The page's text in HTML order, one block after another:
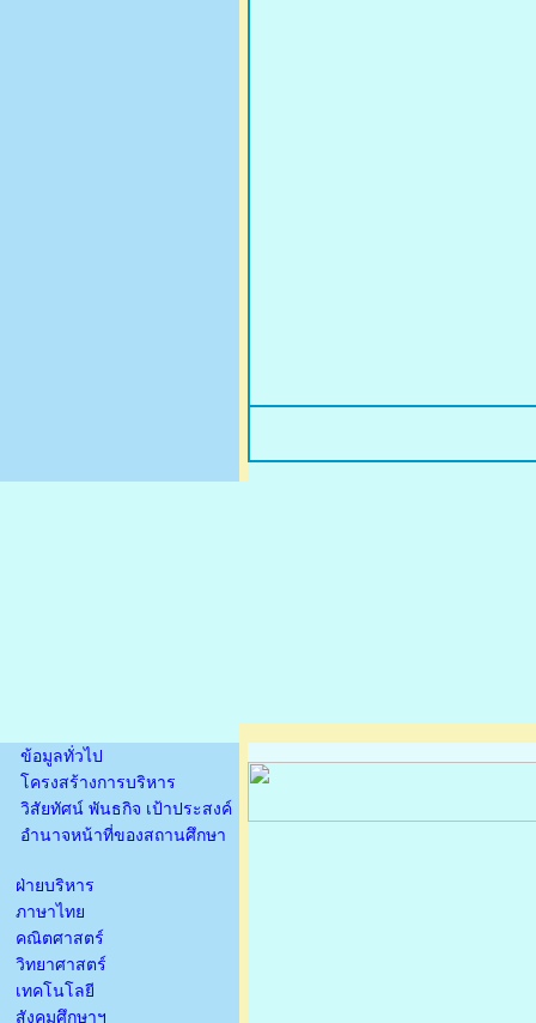
ข้อมูลทั่วไป
โครงสร้างการบริหาร
วิสัยทัศน์ พันธกิจ เป้าประสงค์
อำนาจหน้าที่ของสถานศึกษา
ฝ่ายบริหาร
ภาษาไทย
คณิตศาสตร์
วิทยาศาสตร์
เทคโนโลยี
สังคมศึกษาฯ